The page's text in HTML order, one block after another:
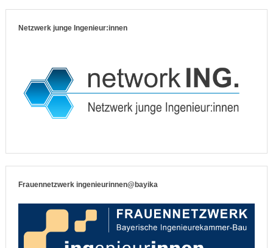
Netzwerk junge Ingenieur:innen
Frauennetzwerk ingenieurinnen@bayika